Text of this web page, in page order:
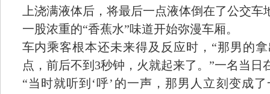
上浇满液体后，将最后一点液体倒在了公交车
一股浓重的“香蕉水”味道开始弥漫车厢。
车内乘客根本还未来得及反应时，“那男的
点，前后不到3秒钟，火就起来了。”一名当日
“当时就听到‘呼’的一声，那男人立刻变成